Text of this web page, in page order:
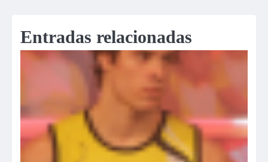
Entradas relacionadas